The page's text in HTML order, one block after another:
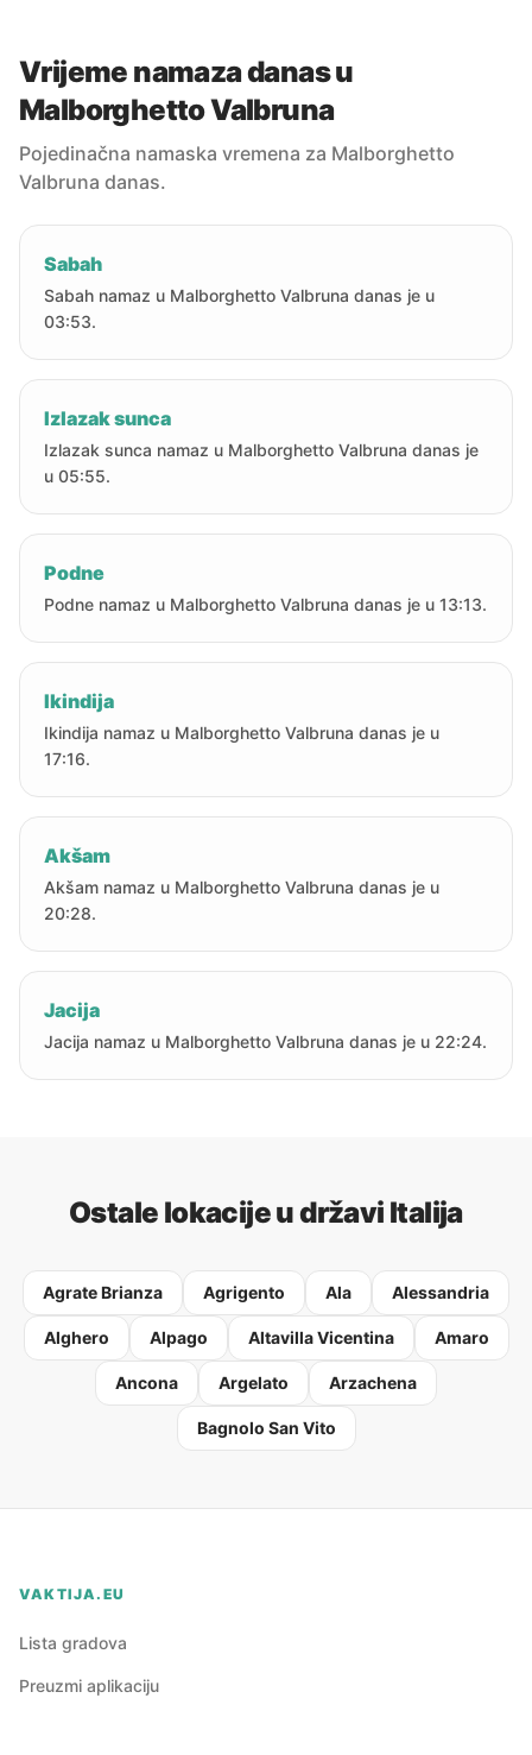
Vrijeme namaza danas u
Malborghetto Valbruna
Pojedinačna namaska vremena za Malborghetto
Valbruna danas.
Sabah
Sabah namaz u Malborghetto Valbruna danas je u
03:53.
Izlazak sunca
Izlazak sunca namaz u Malborghetto Valbruna danas je
u 05:55.
Podne
Podne namaz u Malborghetto Valbruna danas je u 13:13.
Ikindija
Ikindija namaz u Malborghetto Valbruna danas je u
17:16.
Akšam
Akšam namaz u Malborghetto Valbruna danas je u
20:28.
Jacija
Jacija namaz u Malborghetto Valbruna danas je u 22:24.
Ostale lokacije u državi Italija
Agrate Brianza Agrigento Ala Alessandria
Alghero Alpago Altavilla Vicentina Amaro
Ancona Argelato Arzachena
Bagnolo San Vito
VAKTIJA.EU
Lista gradova
Preuzmi aplikaciju